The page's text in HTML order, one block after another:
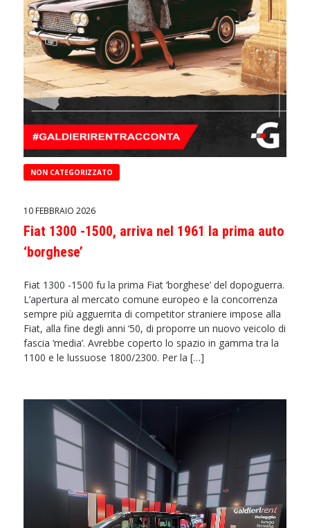
NON CATEGORIZZATO
10 FEBBRAIO 2026
Fiat 1300 -1500, arriva nel 1961 la prima auto
‘borghese’
Fiat 1300 -1500 fu la prima Fiat ‘borghese’ del dopoguerra.
L’apertura al mercato comune europeo e la concorrenza
sempre più agguerrita di competitor straniere impose alla
Fiat, alla fine degli anni ‘50, di proporre un nuovo veicolo di
fascia ‘media’. Avrebbe coperto lo spazio in gamma tra la
1100 e le lussuose 1800/2300. Per la […]